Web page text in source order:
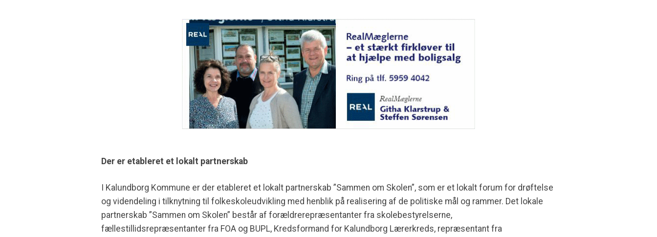
Der er etableret et lokalt partnerskab
I Kalundborg Kommune er der etableret et lokalt partnerskab ”Sammen om Skolen”, som er et lokalt forum for drøftelse
og videndeling i tilknytning til folkeskoleudvikling med henblik på realisering af de politiske mål og rammer. Det lokale
partnerskab ”Sammen om Skolen” består af forældrerepræsentanter fra skolebestyrelserne,
fællestillidsrepræsentanter fra FOA og BUPL, Kredsformand for Kalundborg Lærerkreds, repræsentant fra